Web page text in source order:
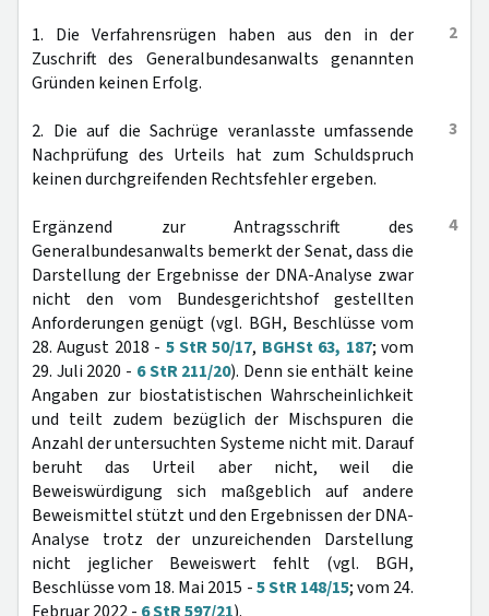
2
1. Die Verfahrensrügen haben aus den in der
Zuschrift des Generalbundesanwalts genannten
Gründen keinen Erfolg.
3
2. Die auf die Sachrüge veranlasste umfassende
Nachprüfung des Urteils hat zum Schuldspruch
keinen durchgreifenden Rechtsfehler ergeben.
4
Ergänzend zur Antragsschrift des
Generalbundesanwalts bemerkt der Senat, dass die
Darstellung der Ergebnisse der DNA-Analyse zwar
nicht den vom Bundesgerichtshof gestellten
Anforderungen genügt (vgl. BGH, Beschlüsse vom
28. August 2018 - 5 StR 50/17, BGHSt 63, 187; vom
29. Juli 2020 - 6 StR 211/20). Denn sie enthält keine
Angaben zur biostatistischen Wahrscheinlichkeit
und teilt zudem bezüglich der Mischspuren die
Anzahl der untersuchten Systeme nicht mit. Darauf
beruht das Urteil aber nicht, weil die
Beweiswürdigung sich maßgeblich auf andere
Beweismittel stützt und den Ergebnissen der DNA-
Analyse trotz der unzureichenden Darstellung
nicht jeglicher Beweiswert fehlt (vgl. BGH,
Beschlüsse vom 18. Mai 2015 -5 StR 148/15; vom 24.